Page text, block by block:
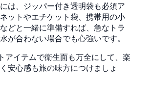
は、ジッパー付き透明袋も必須ア
ットやエチケット袋、携帯用の小
どと一緒に準備すれば、急なトラ
が合わない場合でも心強いです。
アイテムで衛生面も万全にして、楽
安心感も旅の味方につけましょ